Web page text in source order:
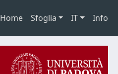
Home Sfoglia IT Info